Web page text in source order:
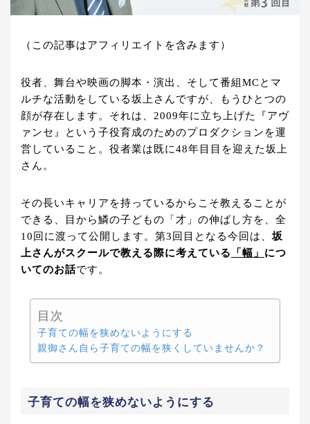
（この記事はアフィリエイトを含みます）
役者、舞台や映画の脚本・演出、そして番組MCとマ
ルチな活動をしている坂上さんですが、もうひとつの
顔が存在します。それは、2009年に立ち上げた『アヴ
ァンセ』という子役育成のためのプロダクションを運
営していること。役者業は既に48年目目を迎えた坂上
さん。
その長いキャリアを持っているからこそ教えることが
できる、目から鱗の子どもの「才」の伸ばし方を、全
10回に渡って公開します。第3回目となる今回は、坂
上さんがスクールで教える際に考えている
「幅」 につ
いてのお話です。
目次
子育ての幅を狭めないようにする
親御さん自ら子育ての幅を狭くしていませんか？
子育ての幅を狭めないようにする